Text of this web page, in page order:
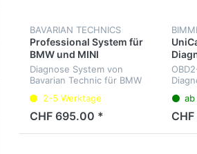
BAVARIAN TECHNICS
Professional System für
BMW und MINI
Diagnose System von
Bavarian Technic für BMW
2-5 Werktage
CHF 695.00 *
ab